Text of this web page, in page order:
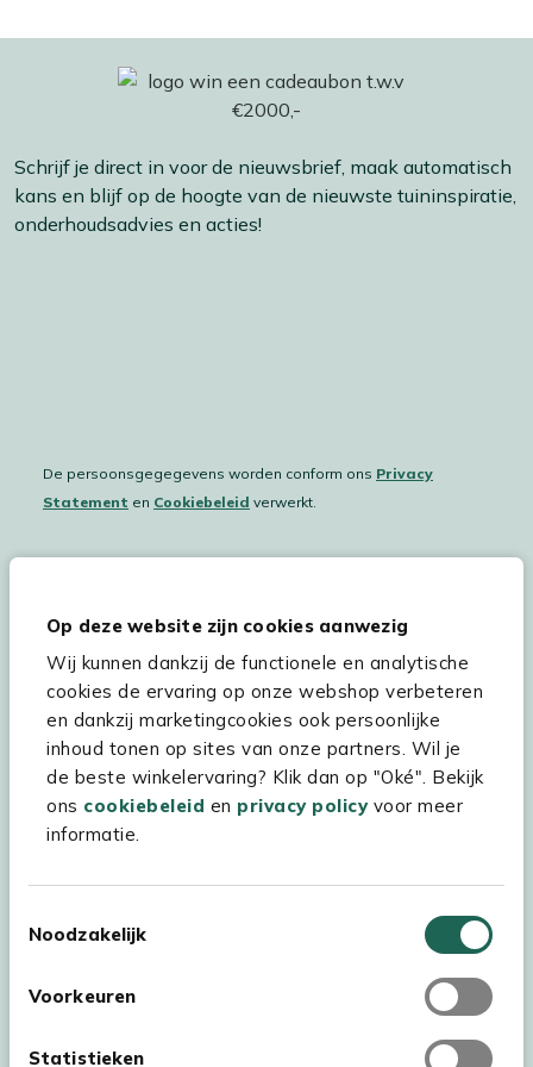
Op deze website zijn cookies aanwezig
Wij kunnen dankzij de functionele en analytische
cookies de ervaring op onze webshop verbeteren
en dankzij marketingcookies ook persoonlijke
inhoud tonen op sites van onze partners. Wil je
de beste winkelervaring? Klik dan op "Oké". Bekijk
ons cookiebeleid en privacy policyvoor meer
informatie.
Noodzakelijk
Voorkeuren
Statistieken
Schrijf je direct in voor de nieuwsbrief, maak automatisch
kans en blijf op de hoogte van de nieuwste tuininspiratie,
onderhoudsadvies en acties!
De persoonsgegegevens worden conform ons Privacy
Statement en Cookiebeleid verwerkt.
Hulp & service
Assortiment
Kees Smit Tuinmeubelen
Experience Stores XXL